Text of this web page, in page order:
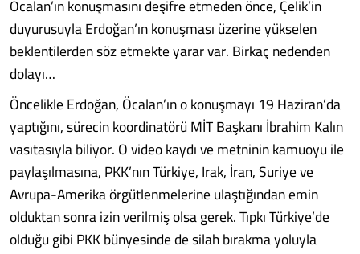
Öcalan’ın konuşmasını deşifre etmeden önce, Çelik’in
duyurusuyla Erdoğan’ın konuşması üzerine yükselen
beklentilerden söz etmekte yarar var. Birkaç nedenden
dolayı…
Öncelikle Erdoğan, Öcalan’ın o konuşmayı 19 Haziran’da
yaptığını, sürecin koordinatörü MİT Başkanı İbrahim Kalın
vasıtasıyla biliyor. O video kaydı ve metninin kamuoyu ile
paylaşılmasına, PKK’nın Türkiye, Irak, İran, Suriye ve
Avrupa-Amerika örgütlenmelerine ulaştığından emin
olduktan sonra izin verilmiş olsa gerek. Tıpkı Türkiye’de
olduğu gibi PKK bünyesinde de silah bırakma yoluyla